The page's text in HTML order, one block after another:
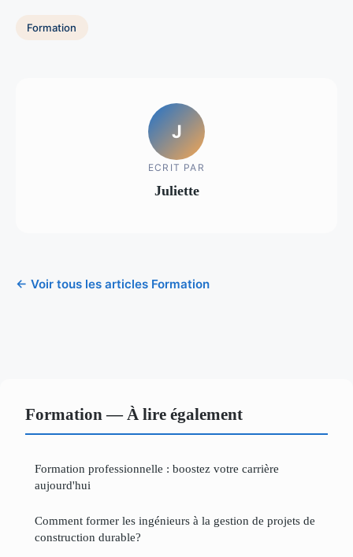
Formation
J
ECRIT PAR
Juliette
← Voir tous les articles Formation
Formation — À lire également
Formation professionnelle : boostez votre carrière
aujourd'hui
Comment former les ingénieurs à la gestion de projets de
construction durable?